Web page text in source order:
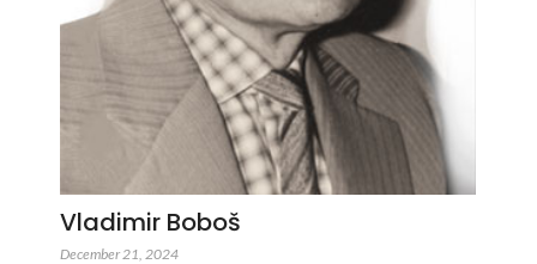
Vladimir Boboš
December 21, 2024